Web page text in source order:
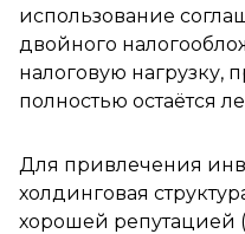
использование
двойного
налоговую нагрузку,
полностью остаётся
Для привлечения
холдинговая
хорошей